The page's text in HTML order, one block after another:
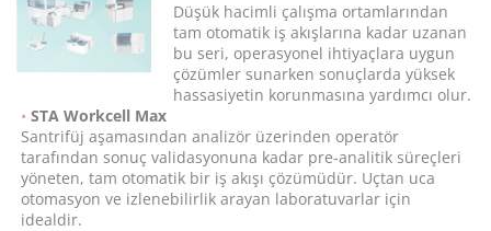
Düşük hacimli çalışma ortamlarından
tam otomatik iş akışlarına kadar uzanan
bu seri, operasyonel ihtiyaçlara uygun
çözümler sunarken sonuçlarda yüksek
hassasiyetin korunmasına yardımcı olur.
STA Workcell Max
Santrifüj aşamasından analizör üzerinden operatör
tarafından sonuç validasyonuna kadar pre-analitik süreçleri
yöneten, tam otomatik bir iş akışı çözümüdür. Uçtan uca
otomasyon ve izlenebilirlik arayan laboratuvarlar için
idealdir.